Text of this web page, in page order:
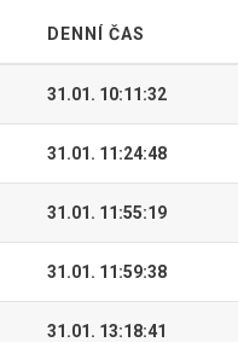
DENNÍ ČAS
31.01. 10:11:32
31.01. 11:24:48
31.01. 11:55:19
31.01. 11:59:38
31.01. 13:18:41